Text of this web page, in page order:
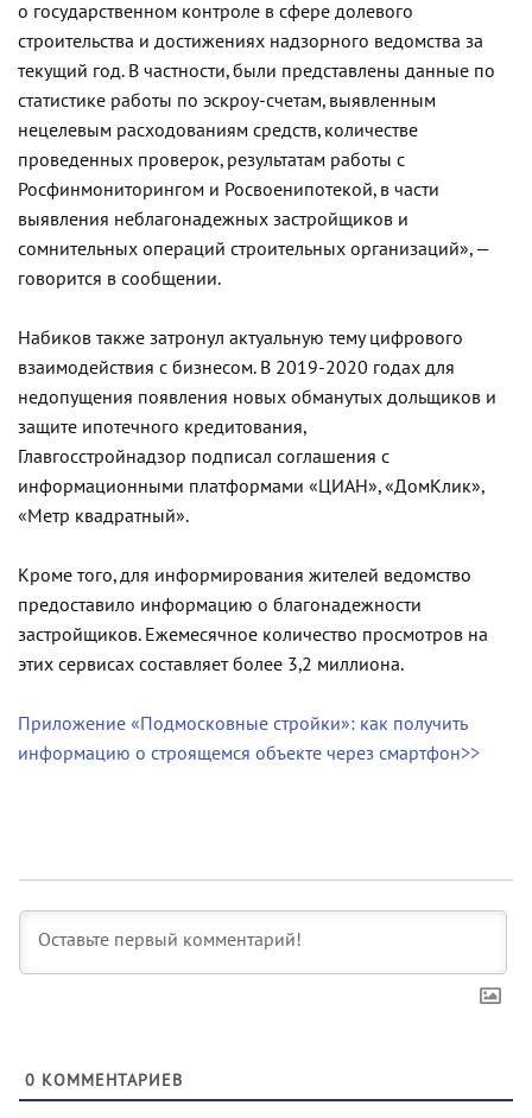
о государственном контроле в сфере долевого
строительства и достижениях надзорного ведомства за
текущий год. В частности, были представлены данные по
статистике работы по эскроу-счетам, выявленным
нецелевым расходованиям средств, количестве
проведенных проверок, результатам работы с
Росфинмониторингом и Росвоенипотекой, в части
выявления неблагонадежных застройщиков и
сомнительных операций строительных организаций», —
говорится в сообщении.
Набиков также затронул актуальную тему цифрового
взаимодействия с бизнесом. В 2019-2020 годах для
недопущения появления новых обманутых дольщиков и
защите ипотечного кредитования,
Главгосстройнадзор подписал соглашения с
информационными платформами «ЦИАН», «ДомКлик»,
«Метр квадратный».
Кроме того, для информирования жителей ведомство
предоставило информацию о благонадежности
застройщиков. Ежемесячное количество просмотров на
этих сервисах составляет более 3,2 миллиона.
Приложение «Подмосковные стройки»: как получить
информацию о строящемся объекте через смартфон>>
0 КОММЕНТАРИЕВ